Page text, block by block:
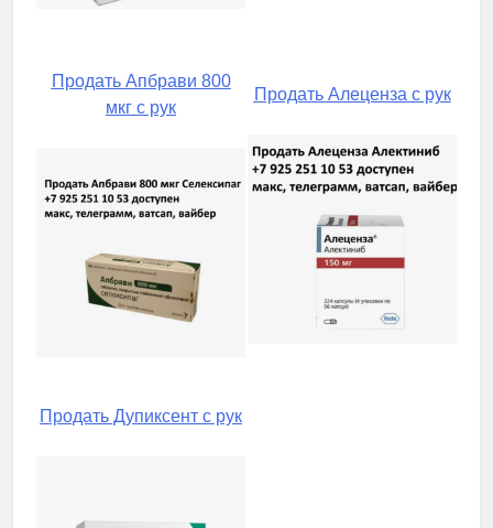
Продать Апбрави 800
мкг с рук
Продать Алеценза с рук
Продать Дупиксент с рук